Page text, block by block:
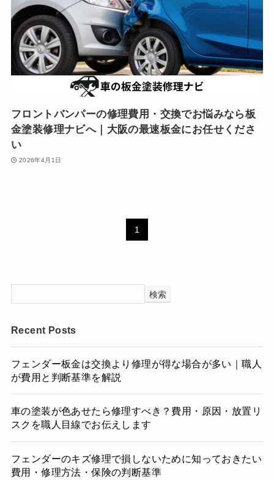
フロントバンパーの修理費用・交換でお悩みなら板
金塗装修理ナビへ｜大阪の最速板金にお任せくださ
い
2026年4月1日
1
検索
Recent Posts
フェンダー板金は交換より修理が得な場合が多い｜職人
が費用と判断基準を解説
車の塗装が色あせたら修理すべき？費用・原因・放置リ
スクを職人目線でお伝えします
フェンダーのキズ修理で損しないために知っておきたい
費用・修理方法・保険の判断基準